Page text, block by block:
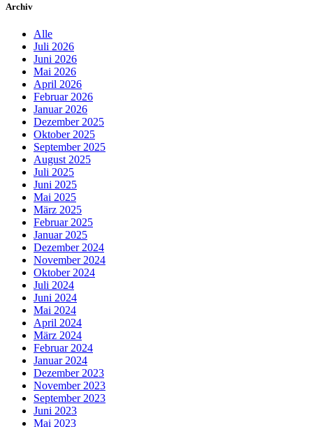
Archiv
Alle
Juli 2026
Juni 2026
Mai 2026
April 2026
Februar 2026
Januar 2026
Dezember 2025
Oktober 2025
September 2025
August 2025
Juli 2025
Juni 2025
Mai 2025
März 2025
Februar 2025
Januar 2025
Dezember 2024
November 2024
Oktober 2024
Juli 2024
Juni 2024
Mai 2024
April 2024
März 2024
Februar 2024
Januar 2024
Dezember 2023
November 2023
September 2023
Juni 2023
Mai 2023